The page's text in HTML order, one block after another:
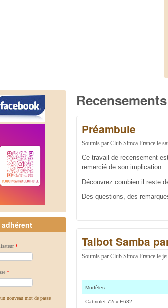
Recensements
Préambule
Soumis parClub Simca France le
Ce travail de recensement
remercié de son implication.
Découvrez combien il reste
Des questions, des
Talbot Samba
Soumis parClub Simca France le
Modèles
Cabriolet 72cv E632
adhérent
*
*
nouveau mot de passe